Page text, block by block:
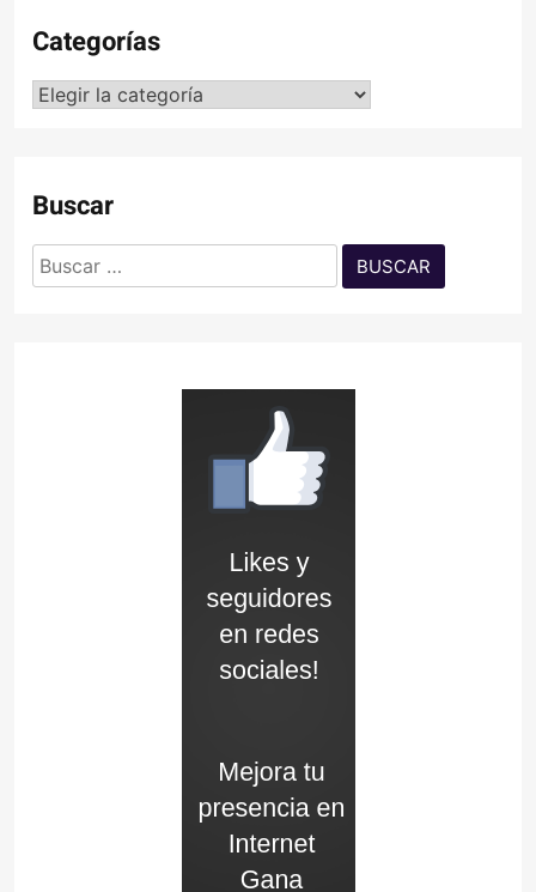
Categorías
Categorías
Buscar
Buscar: